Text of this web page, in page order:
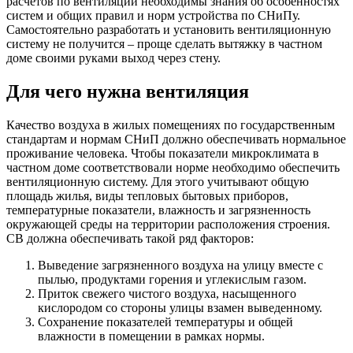
систем и общих правил и норм устройства по СНиПу.
Самостоятельно разработать и установить вентиляционную
систему не получится – проще сделать вытяжку в частном
доме своими руками выход через стену.
Для чего нужна вентиляция
Качество воздуха в жилых помещениях по государственным
стандартам и нормам СНиП должно обеспечивать нормальное
проживание человека. Чтобы показатели микроклимата в
частном доме соответствовали норме необходимо обеспечить
вентиляционную систему. Для этого учитывают общую
площадь жилья, виды тепловых бытовых приборов,
температурные показатели, влажность и загрязненность
окружающей среды на территории расположения строения.
СВ должна обеспечивать такой ряд факторов:
Выведение загрязненного воздуха на улицу вместе с
пылью, продуктами горения и углекислым газом.
Приток свежего чистого воздуха, насыщенного
кислородом со стороны улицы взамен выведенному.
Сохранение показателей температуры и общей
влажности в помещении в рамках нормы.